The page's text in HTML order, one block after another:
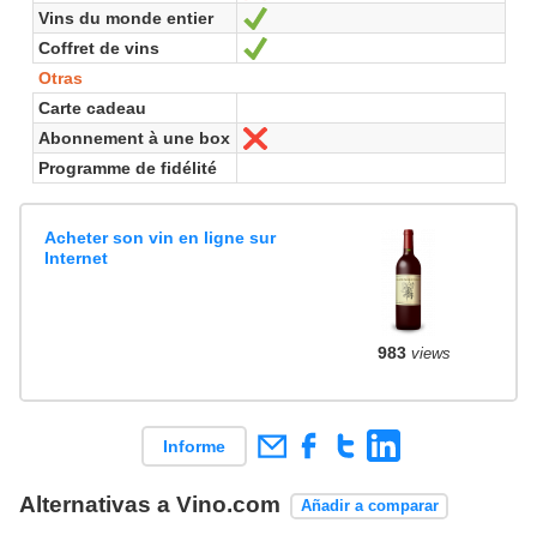
Vins du monde entier
Sí
Coffret de vins
Sí
Otras
Carte cadeau
Abonnement à une box
No
Programme de fidélité
Acheter son vin en ligne sur
Internet
983views
Informe
Alternativas a Vino.com Añadir a comparar